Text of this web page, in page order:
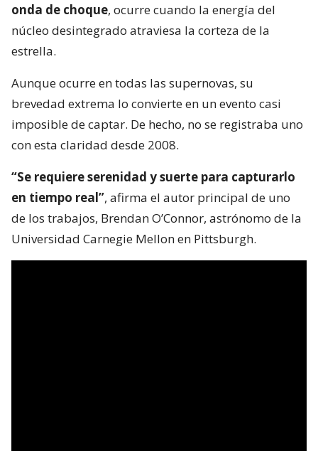
onda de choque, ocurre cuando la energía del
núcleo desintegrado atraviesa la corteza de la
estrella.
Aunque ocurre en todas las supernovas, su
brevedad extrema lo convierte en un evento casi
imposible de captar. De hecho, no se registraba uno
con esta claridad desde 2008.
“Se requiere serenidad y suerte para capturarlo
en tiempo real”, afirma el autor principal de uno
de los trabajos, Brendan O’Connor, astrónomo de la
Universidad Carnegie Mellon en Pittsburgh.